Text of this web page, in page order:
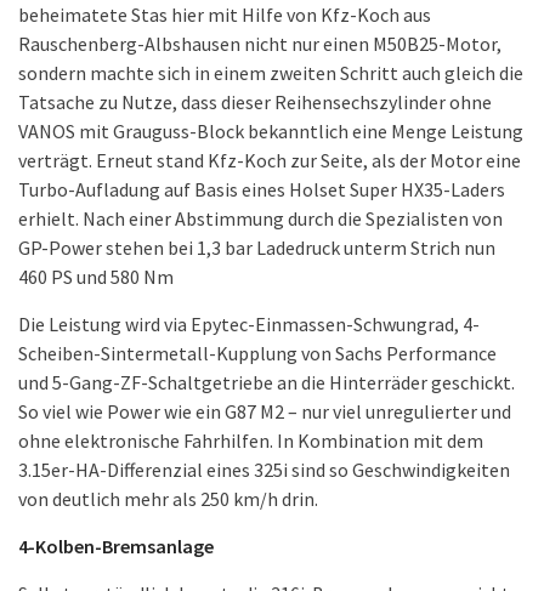
beheimatete Stas hier mit Hilfe von Kfz-Koch aus
Rauschenberg-Albshausen nicht nur einen M50B25-Motor,
sondern machte sich in einem zweiten Schritt auch gleich die
Tatsache zu Nutze, dass dieser Reihensechszylinder ohne
VANOS mit Grauguss-Block bekanntlich eine Menge Leistung
verträgt. Erneut stand Kfz-Koch zur Seite, als der Motor eine
Turbo-Aufladung auf Basis eines Holset Super HX35-Laders
erhielt. Nach einer Abstimmung durch die Spezialisten von
GP-Power stehen bei 1,3 bar Ladedruck unterm Strich nun
460 PS und 580 Nm
Die Leistung wird via Epytec-Einmassen-Schwungrad, 4-
Scheiben-Sintermetall-Kupplung von Sachs Performance
und 5-Gang-ZF-Schaltgetriebe an die Hinterräder geschickt.
So viel wie Power wie ein G87 M2 – nur viel unregulierter und
ohne elektronische Fahrhilfen. In Kombination mit dem
3.15er-HA-Differenzial eines 325i sind so Geschwindigkeiten
von deutlich mehr als 250 km/h drin.
4-Kolben-Bremsanlage